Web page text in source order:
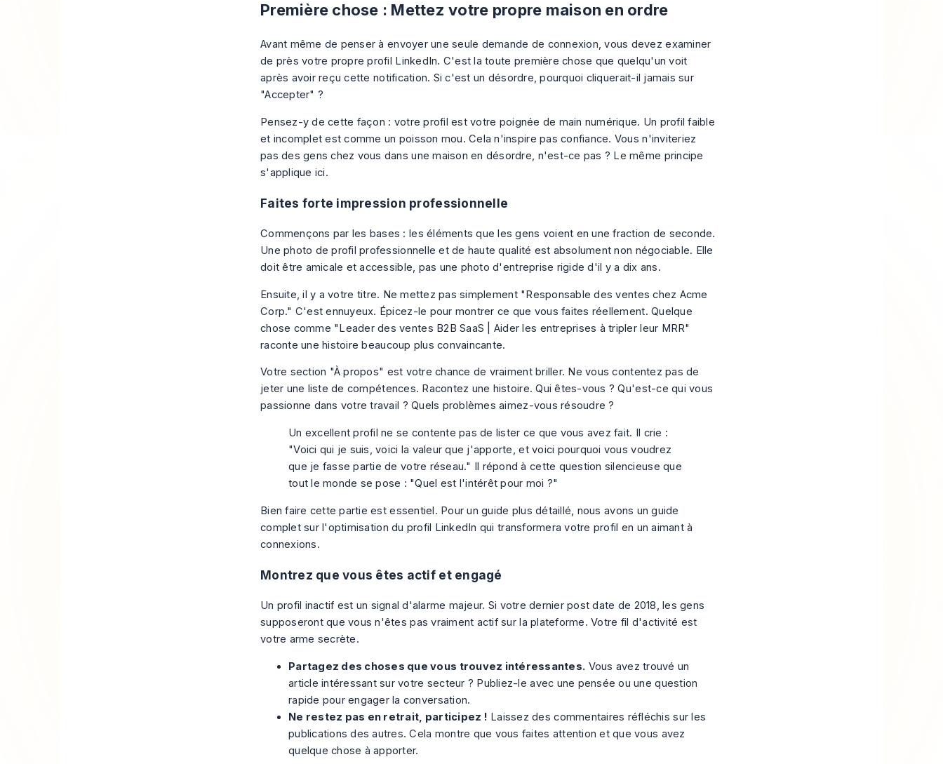
Première chose : Mettez votre propre maison en ordre
Avant même de penser à envoyer une seule demande de connexion, vous devez examiner
de près votre propre profil LinkedIn. C'est la toute première chose que quelqu'un voit
après avoir reçu cette notification. Si c'est un désordre, pourquoi cliquerait-il jamais sur
"Accepter" ?
Pensez-y de cette façon : votre profil est votre poignée de main numérique. Un profil faible
et incomplet est comme un poisson mou. Cela n'inspire pas confiance. Vous n'inviteriez
pas des gens chez vous dans une maison en désordre, n'est-ce pas ? Le même principe
s'applique ici.
Faites forte impression professionnelle
Commençons par les bases : les éléments que les gens voient en une fraction de seconde.
Une photo de profil professionnelle et de haute qualité est absolument non négociable. Elle
doit être amicale et accessible, pas une photo d'entreprise rigide d'il y a dix ans.
Ensuite, il y a votre titre. Ne mettez pas simplement "Responsable des ventes chez Acme
Corp." C'est ennuyeux. Épicez-le pour montrer ce que vousfaites réellement. Quelque
chose comme "Leader des ventes B2B SaaS | Aider les entreprises à tripler leur MRR"
raconte une histoire beaucoup plus convaincante.
Votre section "À propos" est votre chance de vraiment briller. Ne vous contentez pas de
jeter une liste de compétences. Racontez une histoire. Qui êtes-vous ? Qu'est-ce qui vous
passionne dans votre travail ? Quels problèmes aimez-vous résoudre ?
Un excellent profil ne se contente pas de lister ce que vous avez fait. Il crie :
"Voici qui je suis, voici la valeur que j'apporte, et voici pourquoi vous voudrez
que je fasse partie de votre réseau." Il répond à cette question silencieuse que
tout le monde se pose : "Quel est l'intérêt pour moi ?"
Bien faire cette partie est essentiel. Pour un guide plus détaillé, nous avons un guide
complet surl'optimisation du profil LinkedIn qui transformera votre profil en un aimant à
connexions.
Montrez que vous êtes actif et engagé
Un profil inactif est un signal d'alarme majeur. Si votre dernier post date de 2018, les gens
supposeront que vous n'êtes pas vraiment actif sur la plateforme. Votre fil d'activité est
votre arme secrète.
Partagez des choses que vous trouvez intéressantes. Vous avez trouvé un
article intéressant sur votre secteur ? Publiez-le avec une pensée ou une question
rapide pour engager la conversation.
Ne restez pas en retrait, participez ! Laissez des commentaires réfléchis sur les
publications des autres. Cela montre que vous faites attention et que vous avez
quelque chose à apporter.